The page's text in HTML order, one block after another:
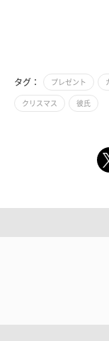
タグ： プレゼント
クリスマス 彼氏